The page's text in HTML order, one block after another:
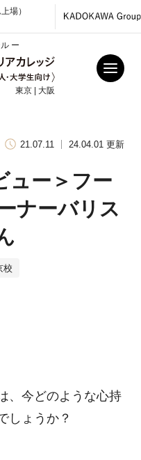
場）
ー
東京 | 大阪
21.07.11 24.04.01 更新
ュー＞フー
ナーバリス
校
、今どのような心持
しょうか？